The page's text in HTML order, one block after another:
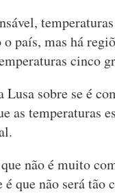
país, mas há
cinco
Lusa sobre se é
as temperaturas
não é muito
que não será tão